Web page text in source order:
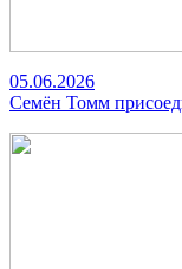
05.06.2026
Семён Томм